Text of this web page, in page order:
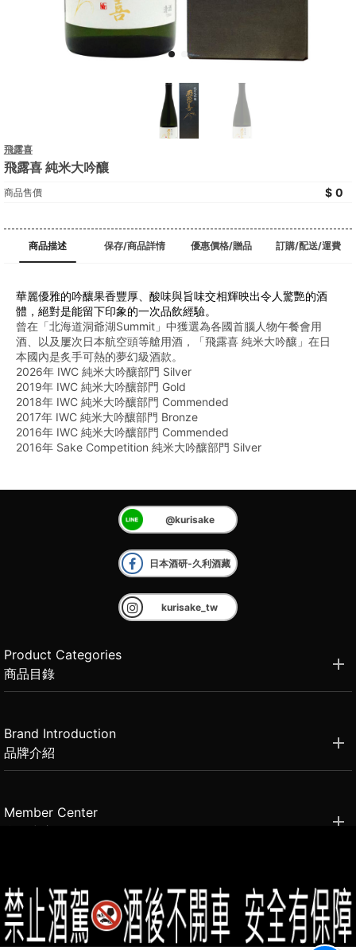
飛露喜
飛露喜 純米大吟釀
商品售價 0
商品描述 保存/商品詳情 優惠價格/贈品 訂購/配送/運費
華麗優雅的吟釀果香豐厚、酸味與旨味交相輝映出令人驚艷的酒
體，絕對是能留下印象的一次品飲經驗。
﻿曾在「北海道洞爺湖Summit」中獲選為各國首腦人物午餐會用
酒、以及屢次日本航空頭等艙用酒，「飛露喜 純米大吟釀」在日
本國內是炙手可熱的夢幻級酒款。
2026年 IWC 純米大吟釀部門 Silver
2019年 IWC 純米大吟釀部門 Gold
2018年 IWC 純米大吟釀部門 Commended
2017年 IWC 純米大吟釀部門 Bronze
2016年 IWC 純米大吟釀部門 Commended
2016年 Sake Competition 純米大吟釀部門 Silver
@kurisake
日本酒研-久利酒藏
kurisake_tw
Product Categories
商品目錄
Brand Introduction
品牌介紹
Member Center
2021思橙國際有限公司 版權所有 禁止轉貼節錄 All rights reserved.